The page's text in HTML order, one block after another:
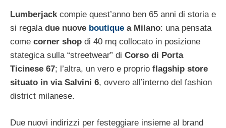
Lumberjack compie quest’anno ben 65 anni di storia e
si regala due nuove boutique a Milano: una pensata
come corner shop di 40 mq collocato in posizione
stategica sulla “streetwear” di Corso di Porta
Ticinese 67; l’altra, un vero e proprio flagship store
situato in via Salvini 6, ovvero all’interno del fashion
district milanese.
Due nuovi indirizzi per festeggiare insieme al brand